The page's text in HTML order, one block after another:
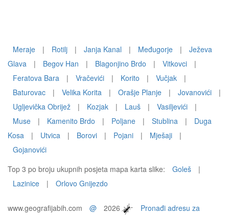
Meraje | Rotilj | Janja Kanal | Međugorje |
Ježeva
Glava
| Begov Han | Blagonjino Brdo | Vitkovci
|
Feratova Bara
| Vračevići | Korito | Vučjak
|
Baturovac
| Velika Korita | Orašje Planje | Jovanovići
|
Ugljevička Obrijež
| Kozjak | Lauš | Vasiljevići
|
Muse
| Kamenito Brdo | Poljane | Stublina |
Duga
Kosa
| Utvica | Borovi | Pojani | Mješaji
|
Gojanovići
Top 3 po broju ukupnih posjeta mapa karta slike:
Goleš
|
Lazinice
| Orlovo Gnijezdo
www.geografijabih.com @ 2026 Pronađi adresu za